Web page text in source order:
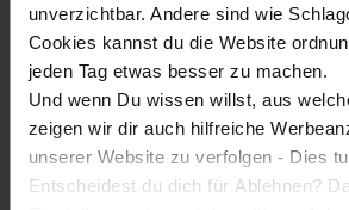
unverzichtbar. Andere sind wie
Cookies kannst du die Website
jeden Tag etwas besser zu machen.
Und wenn Du wissen willst, aus
zeigen wir dir auch hilfreiche
unserer Website zu verfolgen - Dies
Entscheidest du dich für Ablehnen?
Trends & Technologien Marc - 2.
Homematic IP Kamera: Die neue
Smarte Sicherheit Marc - 1. August